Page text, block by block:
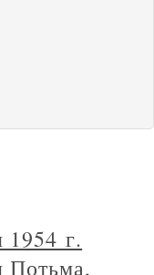
г.
Потьма,